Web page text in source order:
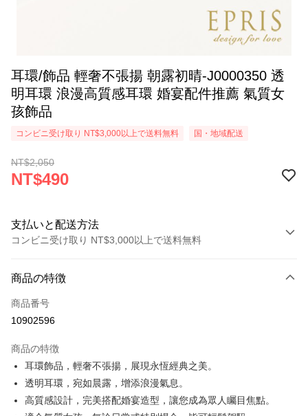
耳環/飾品 輕奢不張揚 朝露初晴-J0000350 透
明耳環 浪漫高質感耳環 婚宴配件推薦 氣質女
孩飾品
コンビニ受け取り NT$3,000以上で送料無料 国・地域配送
NT$2,050
NT$490
支払いと配送方法
コンビニ受け取り NT$3,000以上で送料無料
クレジットカード1回払い
クレジットカード分割払い
合作金庫商業銀行
華南商業銀行
彰化商業銀行
上海商業儲蓄銀行
台北富邦商業銀行
国泰世華商業銀行
兆豐國際商業銀行
台湾中小企業銀行
台中商業銀行
6回払い、金利0、毎回
華南商業銀行
彰化商業銀行
上海商業儲蓄銀行
台北富邦商業銀行
LINE Pay
Apple Pay
商品の特徴
商品番号
10902596
商品の特徴
耳環飾品，輕奢不張揚，展現永恆經典之美。
透明耳環，宛如晨露，增添浪漫氣息。
高質感設計，完美搭配婚宴造型，讓您成為眾人矚目焦點。